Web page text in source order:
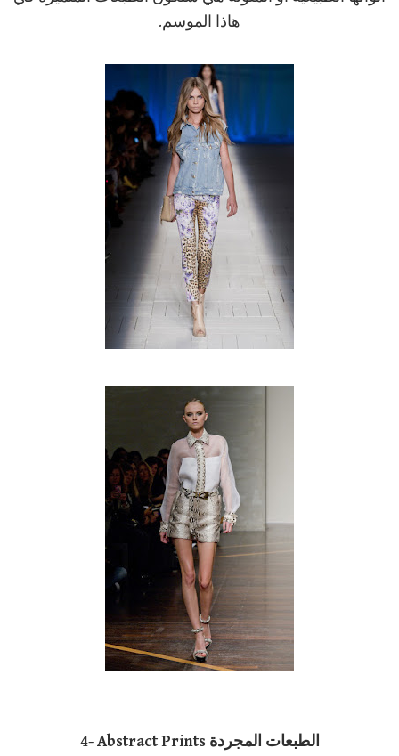
هاذا الموسم.
4- Abstract Prints الطبعات المجردة